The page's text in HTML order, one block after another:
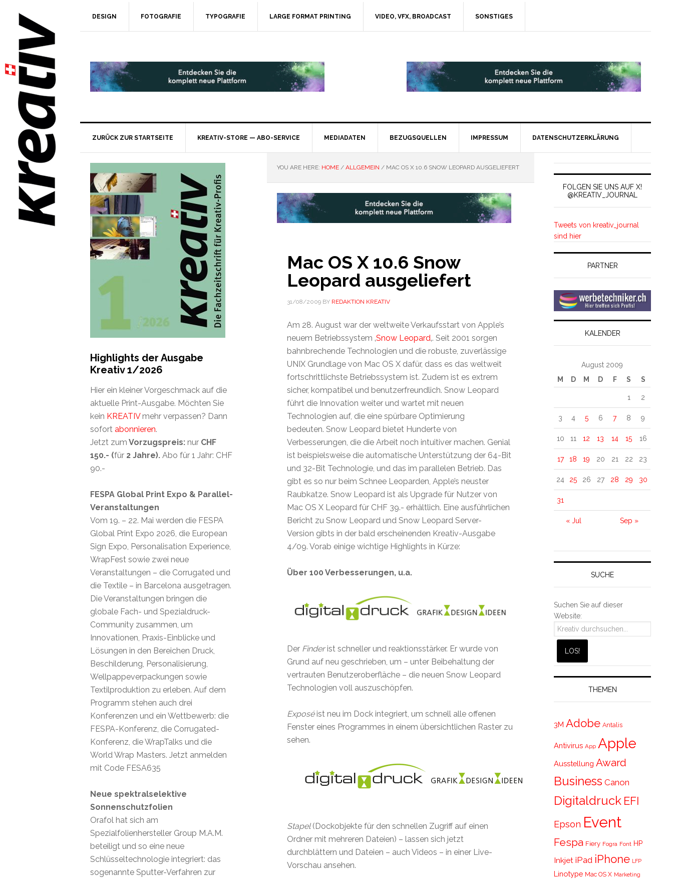
DESIGN FOTOGRAFIE TYPOGRAFIE LARGE FORMAT PRINTING VIDEO, VFX, BROADCAST SONSTIGES
ZURÜCK ZUR STARTSEITE KREATIV-STORE — ABO-SERVICE MEDIADATEN BEZUGSQUELLEN IMPRESSUM DATENSCHUTZERKLÄRUNG
YOU ARE HERE: HOME / ALLGEMEIN /MAC OS X 10.6 SNOW LEOPARD AUSGELIEFERT
Mac OS X 10.6 Snow
Leopard ausgeliefert
31/08/2009BY REDAKTION KREATIV
Am 28. August war der weltweite Verkaufsstart von Apple’s
neuem Betriebssystem ‚Snow Leopard‚. Seit 2001 sorgen
bahnbrechende Technologien und die robuste, zuverlässige
UNIX Grundlage von Mac OS X dafür, dass es das weltweit
fortschrittlichste Betriebssystem ist. Zudem ist es extrem
sicher, kompatibel und benutzerfreundlich. Snow Leopard
führt die Innovation weiter und wartet mit neuen
Technologien auf, die eine spürbare Optimierung
bedeuten. Snow Leopard bietet Hunderte von
Verbesserungen, die die Arbeit noch intuitiver machen. Genial
ist beispielsweise die automatische Unterstützung der 64-Bit
und 32-Bit Technologie, und das im parallelen Betrieb. Das
gibt es so nur beim Schnee Leoparden, Apple’s neuster
Raubkatze. Snow Leopard ist als Upgrade für Nutzer von
Mac OS X Leopard für CHF 39.- erhältlich. Eine ausführlichen
Bericht zu Snow Leopard und Snow Leopard Server-
Version gibts in der bald erscheinenden Kreativ-Ausgabe
4/09. Vorab einige wichtige Highlights in Kürze:
Über 100 Verbesserungen, u.a.
Der Finderist schneller und reaktionsstärker. Er wurde von
Grund auf neu geschrieben, um – unter Beibehaltung der
vertrauten Benutzeroberfläche – die neuen Snow Leopard
Technologien voll auszuschöpfen.
Exposéist neu im Dock integriert, um schnell alle offenen
Fenster eines Programmes in einem übersichtlichen Raster zu
sehen.
Stapel(Dockobjekte für den schnellen Zugriff auf einen
Ordner mit mehreren Dateien) – lassen sich jetzt
durchblättern und Dateien – auch Videos – in einer Live-
Vorschau ansehen.
FOLGEN SIE UNS AUF X!
@KREATIV_JOURNAL
Tweets von kreativ_journal
sind hier
PARTNER
KALENDER
August 2009
M
D M D F S S
« Jul Sep »
1 2
3 4 5 6 7 8 9
10 11 12 13 14 15 16
17 18 19 20 21 22 23
24 25 26 27 28 29 30
31
SUCHE
Suchen Sie auf dieser
Website:
THEMEN
3M Adobe Antalis
Antivirus App Apple
Ausstellung Award
Business Canon
Digitaldruck EFI
Epson Event
Fespa Fiery Fogra Font HP
Inkjet iPad iPhone LFP
Linotype Mac OS X Marketing
Highlights der Ausgabe
Kreativ 1/2026
Hier ein kleiner Vorgeschmack auf die
aktuelle Print-Ausgabe. Möchten Sie
kein KREATIVmehr verpassen? Dann
sofort abonnieren.
Jetzt zum Vorzugspreis: nur CHF
150.- (für 2 Jahre). Abo für 1 Jahr: CHF
90.-
FESPA Global Print Expo & Parallel-
Veranstaltungen
Vom 19. – 22. Mai werden die FESPA
Global Print Expo 2026, die European
Sign Expo, Personalisation Experience,
WrapFest sowie zwei neue
Veranstaltungen – die Corrugated und
die Textile – in Barcelona ausgetragen.
Die Veranstaltungen bringen die
globale Fach- und Spezialdruck-
Community zusammen, um
Innovationen, Praxis-Einblicke und
Lösungen in den Bereichen Druck,
Beschilderung, Personalisierung,
Wellpappeverpackungen sowie
Textilproduktion zu erleben. Auf dem
Programm stehen auch drei
Konferenzen und ein Wettbewerb: die
FESPA-Konferenz, die Corrugated-
Konferenz, die WrapTalks und die
World Wrap Masters. Jetzt anmelden
mit Code FESA635
Neue spektralselektive
Sonnenschutzfolien
Orafol hat sich am
Spezialfolienhersteller Group M.A.M.
beteiligt und so eine neue
Schlüsseltechnologie integriert: das
sogenannte Sputter-Verfahren zur